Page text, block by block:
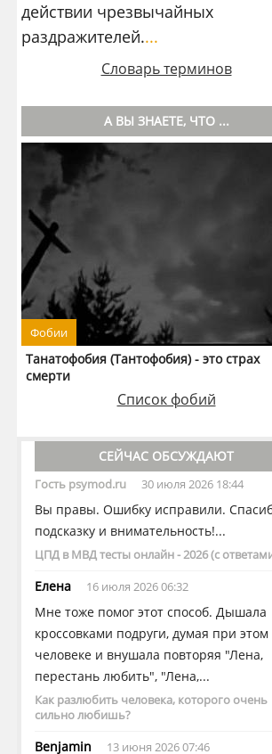
действии чрезвычайных
раздражителей....
Словарь терминов
А ВЫ ЗНАЕТЕ, ЧТО ...
Фобии
Танатофобия (Тантофобия) - это страх
смерти
Список фобий
СЕЙЧАС ОБСУЖДАЮТ
Гость psymod.ru 30 июля 2026 18:44
Вы правы. Ошибку исправили.
подсказку и внимательность!...
ЦПД в МВД тесты онлайн - 2026 (с
Елена 16 июля 2026 06:32
Мне тоже помог этот способ. Дышала
кроссовками подруги, думая при этом
человеке и внушала повторяя "Лена,
перестань любить", "Лена,...
Как разлюбить человека, которого очень
сильно любишь?
Benjamin 13 июня 2026 07:46